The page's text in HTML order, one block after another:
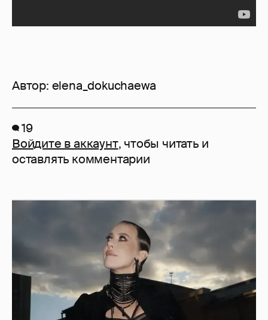
Автор: elena_dokuchaewa
19
Войдите в аккаунт, чтобы читать и
оставлять комментарии